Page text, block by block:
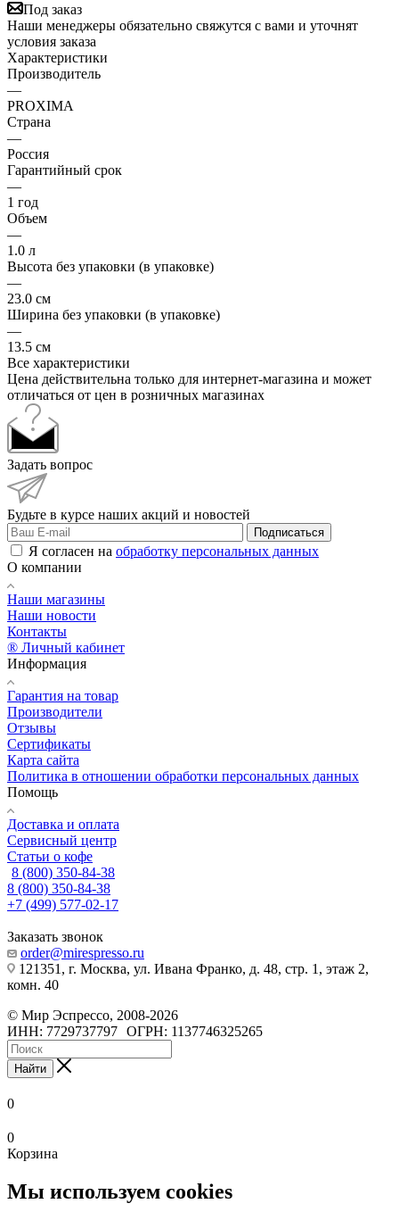
Под заказ
Наши менеджеры обязательно свяжутся с вами и уточнят
условия заказа
Характеристики
Производитель
—
PROXIMA
Страна
—
Россия
Гарантийный срок
—
1 год
Объем
—
1.0 л
Высота без упаковки (в упаковке)
—
23.0 см
Ширина без упаковки (в упаковке)
—
13.5 см
Все характеристики
Цена действительна только для интернет-магазина и может
отличаться от цен в розничных магазинах
Задать вопрос
Будьте в курсе наших акций и новостей
Подписаться
Я согласен на обработку персональных данных
О компании
Наши магазины
Наши новости
Контакты
® Личный кабинет
Информация
Гарантия на товар
Производители
Отзывы
Сертификаты
Карта сайта
Политика в отношении обработки персональных данных
Помощь
Доставка и оплата
Сервисный центр
Статьи о кофе
8 (800) 350-84-38
8 (800) 350-84-38
+7 (499) 577-02-17
Заказать звонок
order@mirespresso.ru
121351, г. Москва, ул. Ивана Франко, д. 48, стр. 1, этаж 2,
комн. 40
© Мир Эспрессо, 2008-2026
ИНН: 7729737797 ОГРН: 1137746325265
Найти
0
0
Корзина
Мы используем cookies